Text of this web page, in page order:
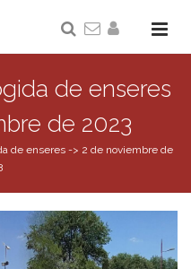
de enseres
de 2023
de enseres -> 2 de noviembre de